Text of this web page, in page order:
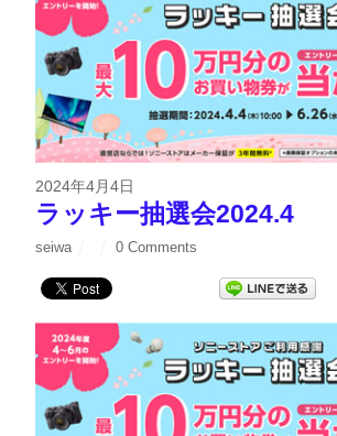
2024年4月4日
ラッキー抽選会2024.4
seiwa 0 Comments